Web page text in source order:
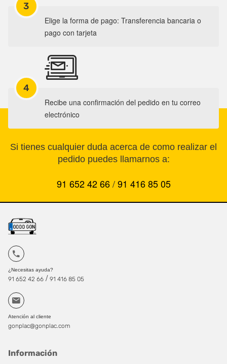
3
Elige la forma de pago: Transferencia bancaria o
pago con tarjeta
4
Recibe una confirmación del pedido en tu correo
electrónico
Si tienes cualquier duda acerca de como realizar el
pedido puedes llamarnos a:
91 652 42 66 /91 416 85 05
¿Necesitas ayuda?
91 652 42 66 / 91 416 85 05
Atención al cliente
gonplac@gonplac.com
Información